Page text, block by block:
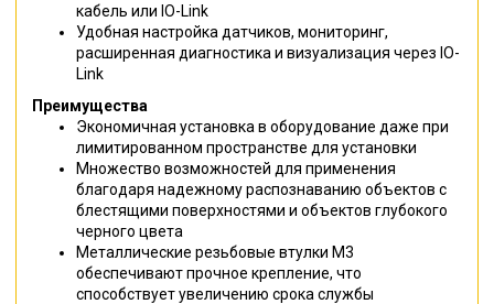
кабель или IO-Link
Удобная настройка датчиков, мониторинг,
расширенная диагностика и визуализация через IO-
Link
Преимущества
Экономичная установка в оборудование даже при
лимитированном пространстве для установки
Множество возможностей для применения
благодаря надежному распознаванию объектов с
блестящими поверхностями и объектов глубокого
черного цвета
Металлические резьбовые втулки M3
обеспечивают прочное крепление, что
способствует увеличению срока службы